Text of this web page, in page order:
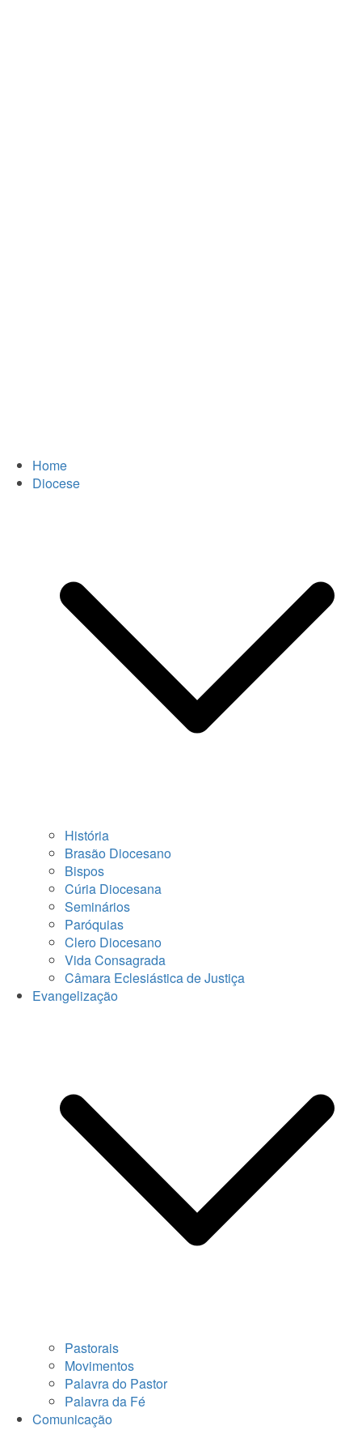
Home
Diocese
História
Brasão Diocesano
Bispos
Cúria Diocesana
Seminários
Paróquias
Clero Diocesano
Vida Consagrada
Câmara Eclesiástica de Justiça
Evangelização
Pastorais
Movimentos
Palavra do Pastor
Palavra da Fé
Comunicação